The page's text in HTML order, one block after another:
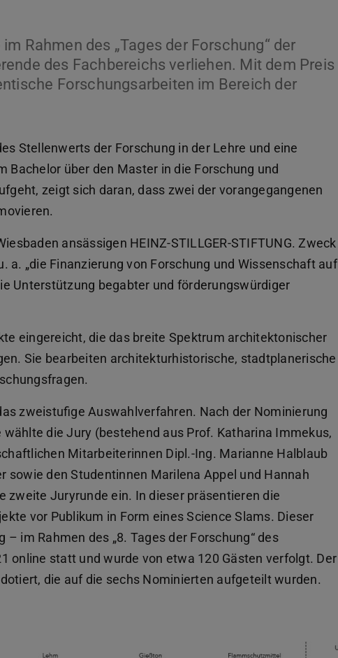
Rahmen des „Tages der Forschung“ der
des Fachbereichs verliehen. Mit dem Preis
Forschungsarbeiten im Bereich der
Stellenwerts der Forschung in der Lehre und eine
Bachelor über den Master in die Forschung und
zeigt sich daran, dass zwei der vorangegangenen
ansässigen HEINZ-STILLGER-STIFTUNG. Zweck
a. „die Finanzierung von Forschung und Wissenschaft auf
Unterstützung begabter und förderungswürdiger
eingereicht, die das breite Spektrum architektonischer
Sie bearbeiten architekturhistorische, stadtplanerische
zweistufige Auswahlverfahren. Nach der Nominierung
die Jury (bestehend aus Prof. Katharina Immekus,
Mitarbeiterinnen Dipl.-Ing. Marianne Halblaub
sowie den Studentinnen Marilena Appel und Hannah
zweite Juryrunde ein. In dieser präsentieren die
vor Publikum in Form eines Science Slams. Dieser
im Rahmen des „8. Tages der Forschung“ des
online statt und wurde von etwa 120 Gästen verfolgt. Der
die auf die sechs Nominierten aufgeteilt wurden.